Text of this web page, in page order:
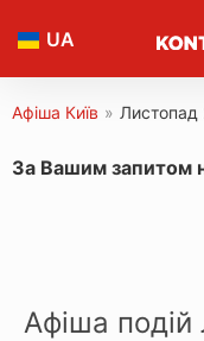
UA
Афіша Київ » Листопад
За Вашим запитом
Афіша